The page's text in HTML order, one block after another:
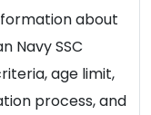
about
Navy SSC
age limit,
process, and